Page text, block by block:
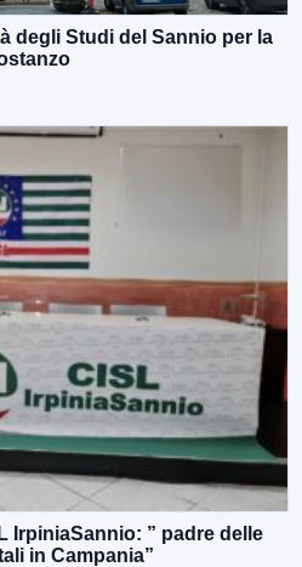
degli Studi del Sannio per la
IrpiniaSannio: ” padre delle
in Campania”